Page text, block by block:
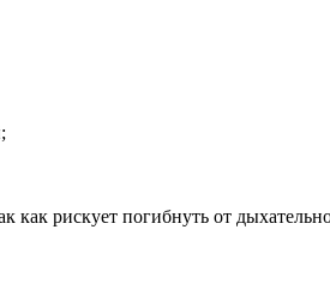
рискует погибнуть от